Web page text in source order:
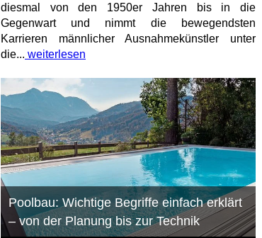
diesmal von den 1950er Jahren bis in die
Gegenwart und nimmt die bewegendsten
Karrieren männlicher Ausnahmekünstler unter
die... weiterlesen
Poolbau: Wichtige Begriffe einfach erklärt
– von der Planung bis zur Technik